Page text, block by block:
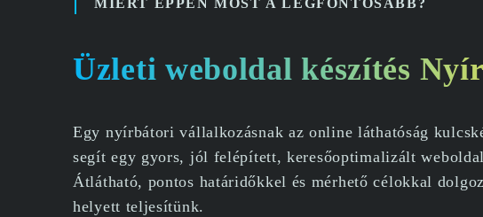
Üzleti weboldal készítés
Egy nyírbátori vállalkozásnak az online láthatóság
segít egy gyors, jól felépített, keresőoptimalizált
Átlátható, pontos határidőkkel és mérhető célokkal
helyett teljesítünk.